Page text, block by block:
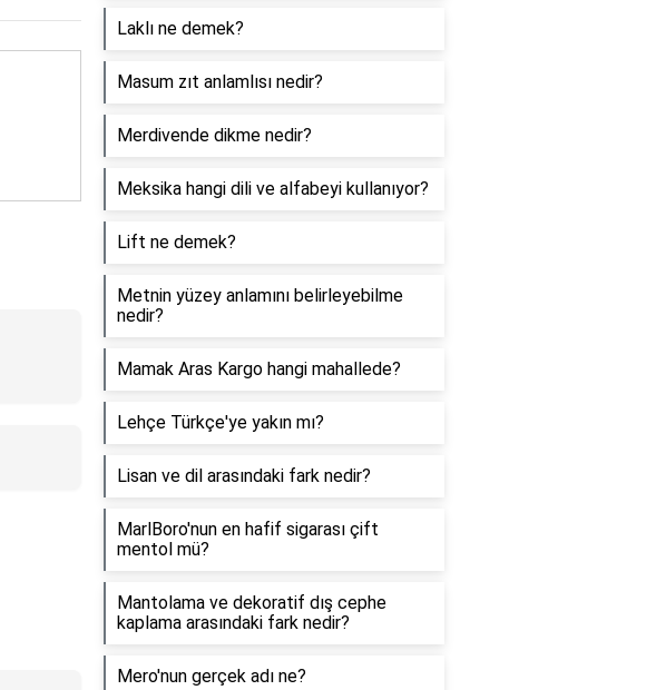
Laklı ne demek?
Masum zıt anlamlısı nedir?
Merdivende dikme nedir?
Meksika hangi dili ve alfabeyi kullanıyor?
Lift ne demek?
Metnin yüzey anlamını belirleyebilme
nedir?
Mamak Aras Kargo hangi mahallede?
Lehçe Türkçe'ye yakın mı?
Lisan ve dil arasındaki fark nedir?
MarlBoro'nun en hafif sigarası çift
mentol mü?
Mantolama ve dekoratif dış cephe
kaplama arasındaki fark nedir?
Mero'nun gerçek adı ne?